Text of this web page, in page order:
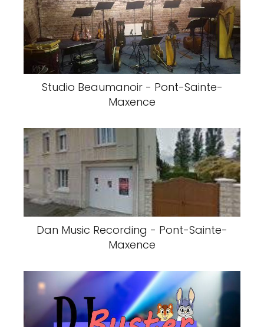
Studio Beaumanoir - Pont-Sainte-
Maxence
Dan Music Recording - Pont-Sainte-
Maxence